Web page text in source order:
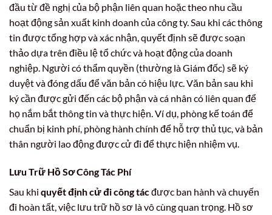
đầu từ đề nghị của bộ phận liên quan hoặc theo nhu cầu
hoạt động sản xuất kinh doanh của công ty. Sau khi các thông
tin được tổng hợp và xác nhận, quyết định sẽ được soạn
thảo dựa trên điều lệ tổ chức và hoạt động của doanh
nghiệp. Người có thẩm quyền (thường là Giám đốc) sẽ ký
duyệt và đóng dấu để văn bản có hiệu lực. Văn bản sau khi
ký cần được gửi đến các bộ phận và cá nhân có liên quan để
họ nắm bắt thông tin và thực hiện. Ví dụ, phòng kế toán để
chuẩn bị kinh phí, phòng hành chính để hỗ trợ thủ tục, và bản
thân người lao động được cử đi để thực hiện nhiệm vụ.
Lưu Trữ Hồ Sơ Công Tác Phí
Sau khi quyết định cử đi công tácđược ban hành và chuyến
đi hoàn tất, việc lưu trữ hồ sơ là vô cùng quan trọng. Hồ sơ